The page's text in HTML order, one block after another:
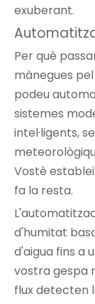
exuberant.
Per què
mànegues
podeu
sistemes
intel·ligents,
Vostè
fa la resta.
d'humitat
d'aigua fins a
vostra gespa
flux detecten